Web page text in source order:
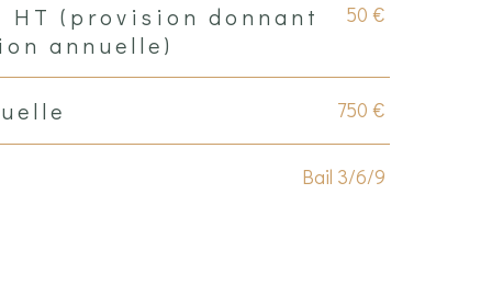
HT (provision donnant
annuelle)
50 €
750 €
Bail 3/6/9